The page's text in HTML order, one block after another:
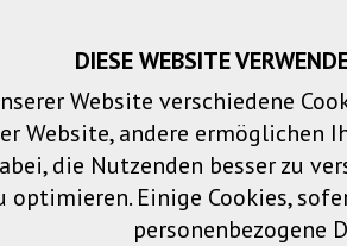
Warenkorb
Produkte Lösungen
DIESE WEBSITE
Website verschiedene
Website, andere ermöglichen
die Nutzenden besser zu
optimieren. Einige Cookies,
personenbezogene